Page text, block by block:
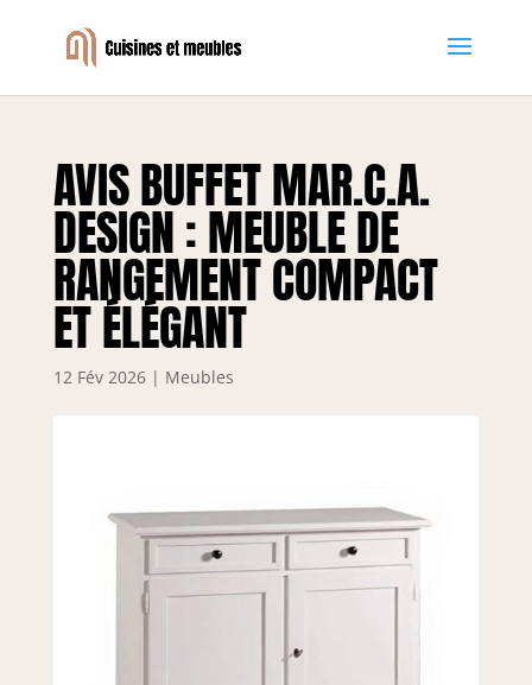
AVIS BUFFET MAR.C.A.
DESIGN : MEUBLE DE
RANGEMENT COMPACT
ET ÉLÉGANT
12 Fév 2026| Meubles